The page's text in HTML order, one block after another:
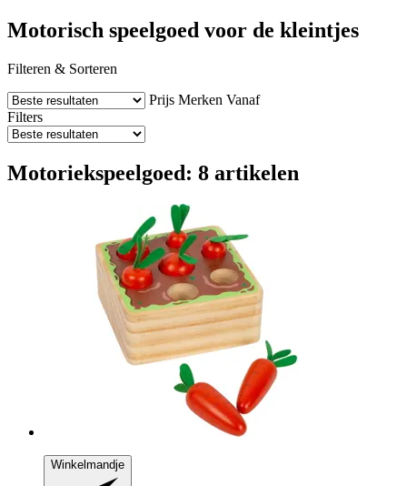
Motorisch speelgoed voor de kleintjes
Filteren & Sorteren
Prijs Merken Vanaf
Filters
Motoriekspeelgoed: 8 artikelen
Winkelmandje